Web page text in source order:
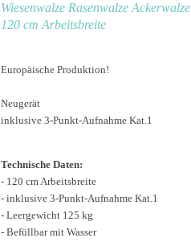
Wiesenwalze Rasenwalze Ackerwalze
120 cm Arbeitsbreite
Europäische Produktion!
Neugerät
inklusive 3-Punkt-Aufnahme Kat.1
Technische Daten:
- 120 cm Arbeitsbreite
- inklusive 3-Punkt-Aufnahme Kat.1
- Leergewicht 125 kg
- Befüllbar mit Wasser